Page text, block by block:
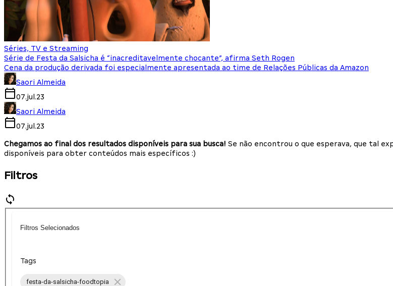
Séries, TV e Streaming
Série de Festa da Salsicha é “inacreditavelmente chocante”, afirma Seth Rogen
Cena da produção derivada foi especialmente apresentada ao time de Relações Públicas da Amazon
Saori Almeida
07.jul.23
Saori Almeida
07.jul.23
Chegamos ao final dos resultados disponíveis para sua busca! Se não encontrou o que esperava, que tal
disponíveis para obter conteúdos mais específicos :)
Filtros
Filtros Selecionados
Tags
festa-da-salsicha-foodtopia